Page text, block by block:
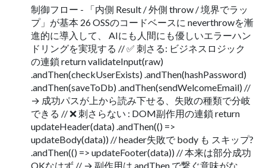
制御フロー - 「内側 Result / 外側 throw / 境界でラッ
プ」が基本 26 OSSのコードベースに neverthrowを漸
進的に導入して、 AIにも人間にも優しいエラーハン
ドリングを実現する // ✅ 刺さる: ビジネスロジック
の連鎖 return validateInput(raw)
.andThen(checkUserExists) .andThen(hashPassword)
.andThen(saveToDb) .andThen(sendWelcomeEmail) //
→ 成功パスが上から読み下せる、失敗の種類で分岐
できる // ❌ 刺さらない : DOM副作用の連鎖 return
updateHeader(data) .andThen(() =>
updateBody(data)) // header失敗で body も スキップ?
.andThen(() => updateFooter(data)) // 本来は部分成功
OKなはず // → 副作用は andThen で繋ぐ意味がな